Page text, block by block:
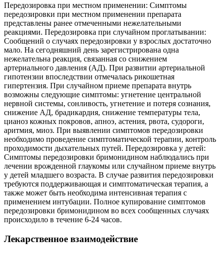
Передозировка при местном применении: Симптомы
передозировки при местном применении препарата
представлены ранее отмеченными нежелательными
реакциями. Передозировка при случайном проглатывании:
Сообщений о случаях передозировки у взрослых достаточно
мало. На сегодняшний день зарегистрирована одна
нежелательна реакция, связанная со снижением
артериального давления (АД). При развитии артериальной
гипотензии впоследствии отмечалась рикошетная
гипертензия. При случайном приеме препарата внутрь
возможны следующие симптомы: угнетение центральной
нервной системы, сонливость, угнетение и потеря сознания,
снижение АД, брадикардия, снижение температуры тела,
цианоз кожных покровов, апноэ, астения, рвота, судороги,
аритмия, миоз. При выявлении симптомов передозировки
необходимо проведение симптоматической терапии, контроль
проходимости дыхательных путей. Передозировка у детей:
Симптомы передозировки бримонидином наблюдались при
лечении врожденной глаукомы или случайном приеме внутрь
у детей младшего возраста. В случае развития передозировки
требуются поддерживающая и симптоматическая терапия, а
также может быть необходима интенсивная терапия с
применением интубации. Полное купирование симптомов
передозировки бримонидином во всех сообщенных случаях
происходило в течение 6-24 часов.
Лекарственное взаимодействие